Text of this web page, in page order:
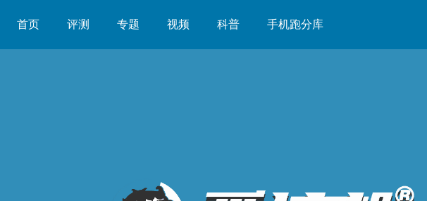
首页 评测 专题 视频 科普 手机跑分库